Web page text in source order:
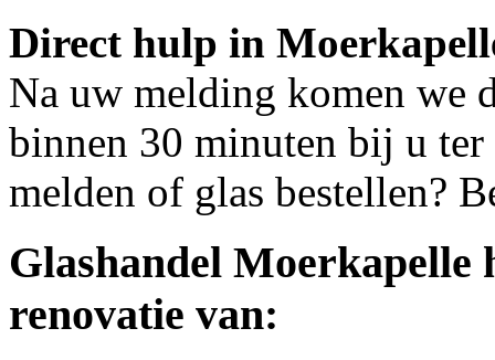
Direct hulp in
Na uw melding komen we
binnen 30 minuten bij u ter
melden of glas bestellen?
Glashandel Moerkapelle
renovatie van: